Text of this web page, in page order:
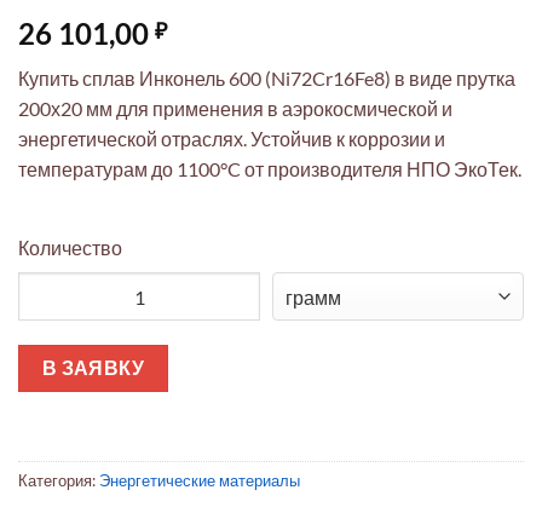
26 101,00 ₽
Купить сплав Инконель 600 (Ni72Cr16Fe8) в виде прутка
200х20 мм для применения в аэрокосмической и
энергетической отраслях. Устойчив к коррозии и
температурам до 1100°C от производителя НПО ЭкоТек.
Количество
В ЗАЯВКУ
Категория: Энергетические материалы